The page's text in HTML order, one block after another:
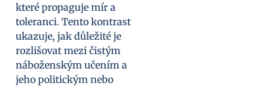
které propaguje mír a
toleranci. Tento kontrast
ukazuje, jak důležité je
rozlišovat mezi čistým
náboženským učením a
jeho politickým nebo